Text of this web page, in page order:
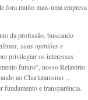
fora muito mais uma empresa
da profissão, buscando
suas opiniões e
privilegiar os interesses
futuro”, nosso Relatório
ao Charlatanismo ...
fundamento e transparência.